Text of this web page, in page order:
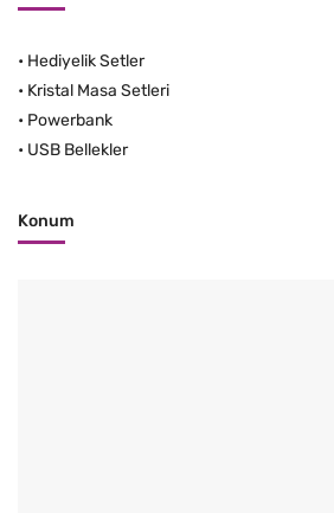
• Hediyelik Setler
• Kristal Masa Setleri
• Powerbank
• USB Bellekler
Konum